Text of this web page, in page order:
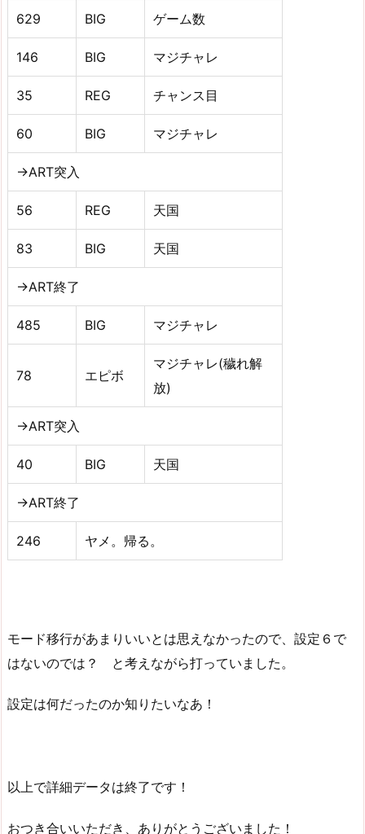
629 BIG ゲーム数
146 BIG マジチャレ
35 REG チャンス目
60 BIG マジチャレ
→ART突入
56 REG 天国
83 BIG 天国
→ART終了
485 BIG マジチャレ
78 エピボ
マジチャレ(穢れ解
放)
→ART突入
40 BIG 天国
→ART終了
246 ヤメ。帰る。
モード移行があまりいいとは思えなかったので、設定６で
はないのでは？ と考えながら打っていました。
設定は何だったのか知りたいなあ！
以上で詳細データは終了です！
おつき合いいただき、ありがとうございました！